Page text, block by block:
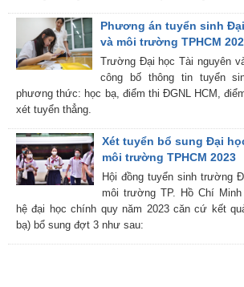
Phương án tuyển sinh
và môi trường TPHCM
Trường Đại học Tài nguyên
công bố thông tin tuyển
phương thức: học bạ, điểm thi ĐGNL HCM,
xét tuyển thẳng.
Xét tuyển bổ sung Đại
môi trường TPHCM 2023
Hội đồng tuyển sinh trường
môi trường TP. Hồ Chí
hệ đại học chính quy năm 2023 căn cứ kết
bạ) bổ sung đợt 3 như sau: